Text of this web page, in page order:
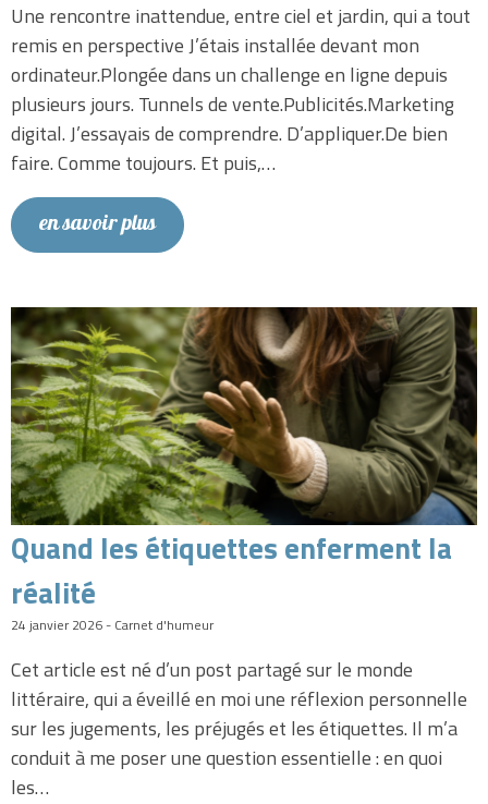
Une rencontre inattendue, entre ciel et jardin, qui a tout
remis en perspective J’étais installée devant mon
ordinateur.Plongée dans un challenge en ligne depuis
plusieurs jours. Tunnels de vente.Publicités.Marketing
digital. J’essayais de comprendre. D’appliquer.De bien
faire. Comme toujours. Et puis,…
en savoir plus
Quand les étiquettes enferment la
réalité
24 janvier 2026 - Carnet d'humeur
Cet article est né d’un post partagé sur le monde
littéraire, qui a éveillé en moi une réflexion personnelle
sur les jugements, les préjugés et les étiquettes. Il m’a
conduit à me poser une question essentielle : en quoi
les…